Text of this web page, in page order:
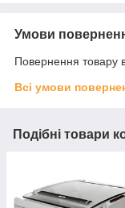
Умови
Повернення товару
Всі умови
Подібні товари